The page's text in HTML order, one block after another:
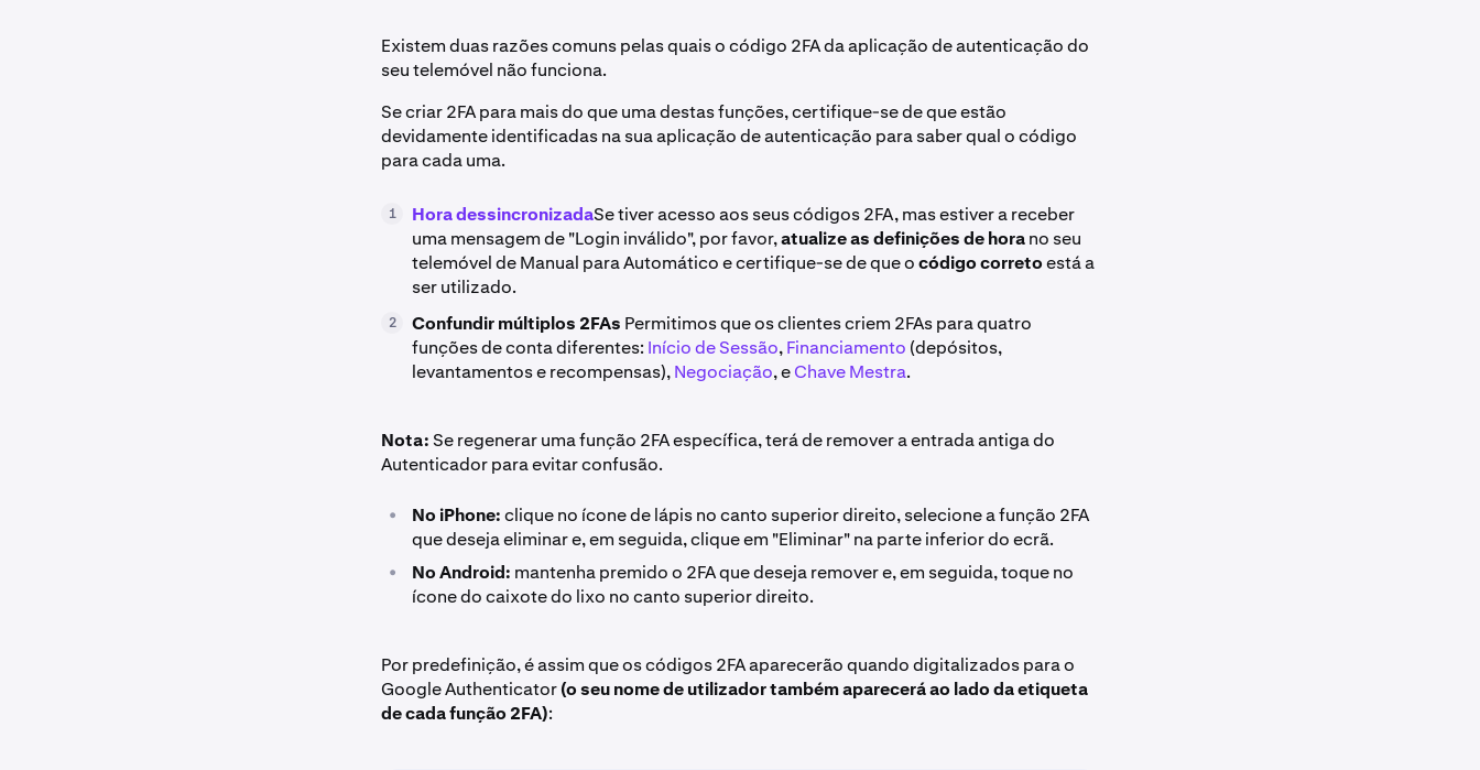
Existem duas razões comuns pelas quais o código 2FA da aplicação de autenticação do
seu telemóvel não funciona.
Se criar 2FA para mais do que uma destas funções, certifique-se de que estão
devidamente identificadas na sua aplicação de autenticação para saber qual o código
para cada uma.
1 Hora dessincronizadaSe tiver acesso aos seus códigos 2FA, mas estiver a receber
uma mensagem de "Login inválido", por favor,atualize as definições de horano seu
telemóvel de Manual para Automático e certifique-se de que ocódigo corretoestá a
ser utilizado.
2 Confundir múltiplos 2FAs Permitimos que os clientes criem 2FAs para quatro
funções de conta diferentes: Início de Sessão,Financiamento (depósitos,
levantamentos e recompensas),Negociação, eChave Mestra.
Nota:Se regenerar uma função 2FA específica, terá de remover a entrada antiga do
Autenticador para evitar confusão.
• No iPhone:clique no ícone de lápis no canto superior direito, selecione a função 2FA
que deseja eliminar e, em seguida, clique em "Eliminar" na parte inferior do ecrã.
• No Android: mantenha premido o 2FA que deseja remover e, em seguida, toque no
ícone do caixote do lixo no canto superior direito.
Por predefinição, é assim que os códigos 2FA aparecerão quando digitalizados para o
Google Authenticator(o seu nome de utilizador também aparecerá ao lado da etiqueta
de cada função 2FA):